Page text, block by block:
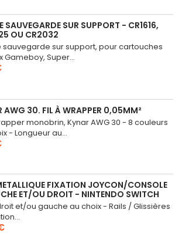
SAUVEGARDE SUR SUPPORT - CR1616,
OU CR2032
sauvegarde sur support, pour cartouches
Gameboy, Super...
AWG 30. FIL À WRAPPER 0,05MM²
monobrin, Kynar AWG 30 - 8 couleurs
- Longueur au...
FIXATION JOYCON/CONSOLE
ET/OU DROIT - NINTENDO SWITCH
et/ou gauche au choix - Rails / Glissières